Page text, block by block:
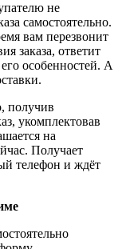
не
самостоятельно.
вам перезвонит
заказа, ответит
особенностей. А
получив
укомплектовав
на
Получает
телефон и ждёт